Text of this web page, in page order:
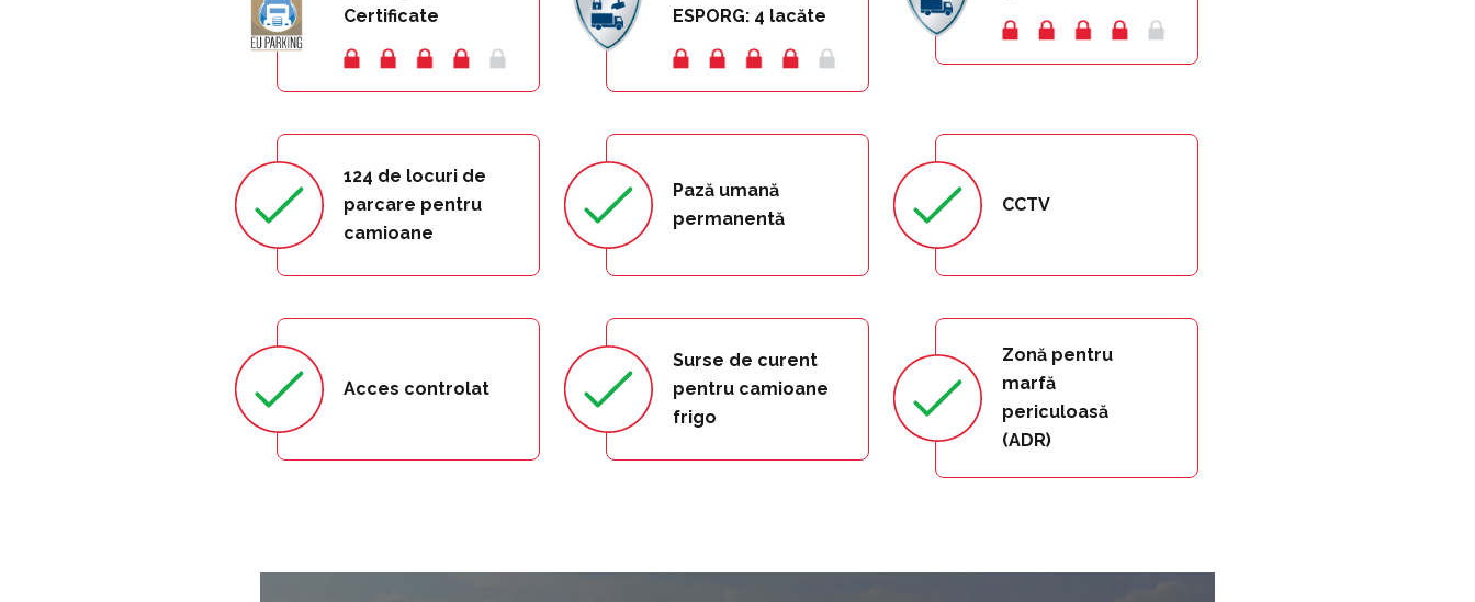
Certificate
ESPORG: 4 lacăte
124 de locuri de
parcare pentru
camioane
Pază umană
permanentă
CCTV
Acces controlat
Surse de curent
pentru camioane
frigo
Zonă pentru
marfă
periculoasă
(ADR)